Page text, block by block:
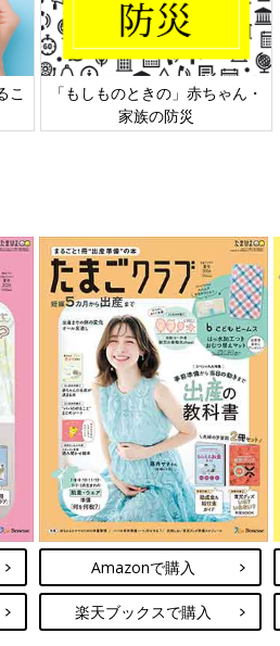
ッ
六星占術 細木かおりさんの人生
相談
Amazonで購入
楽天ブックスで購入